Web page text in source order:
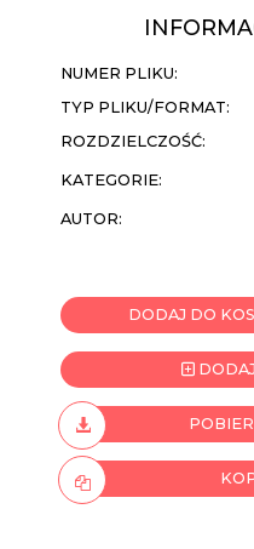
NUMER PLIKU:
TYP PLIKU/FORMAT:
ROZDZIELCZOŚĆ:
KATEGORIE:
AUTOR:
DODAJ DO